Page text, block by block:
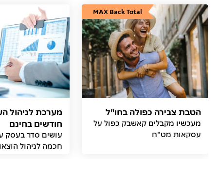
הטבת צבירה כפולה בחו"ל
מעכשיו מקבלים קאשבק כפול על
עסקאות מט"ח
MAX Back Total
חודשים בחינם
עושים סדר בעסק
חכמה לניהול